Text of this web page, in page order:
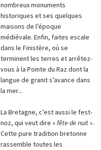
nombreux monuments
historiques et ses quelques
maisons de l’époque
médiévale. Enfin, faites escale
dans le Finistère, où se
terminent les terres et arrêtez-
vous à la Pointe du Raz dont la
langue de granit s’avance dans
la mer...
La Bretagne, c’est aussi le fest-
noz, qui veut dire «fête de nuit».
Cette pure tradition bretonne
rassemble toutes les